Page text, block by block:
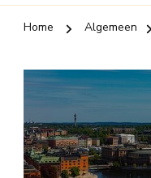
Home Algemeen